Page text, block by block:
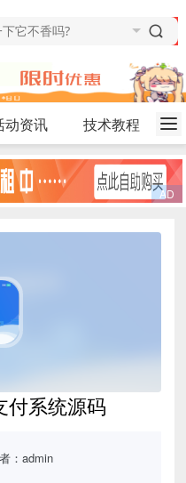
动资讯 技术教程
付系统源码
：admin